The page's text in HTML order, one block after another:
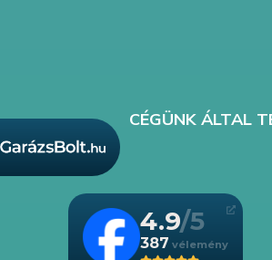
CÉGÜNK ÁLTAL
4.9
387